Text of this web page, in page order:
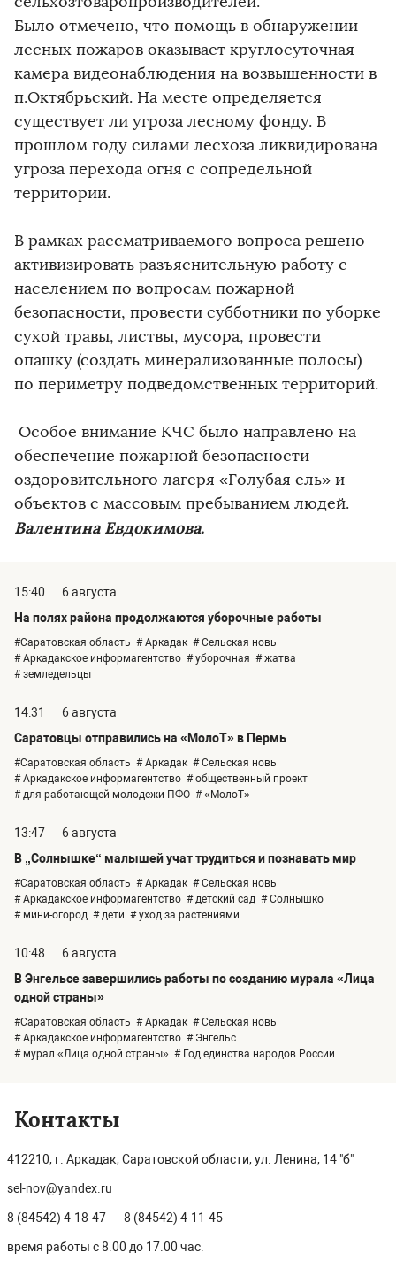
Было отмечено, что помощь в обнаружении
лесных пожаров оказывает круглосуточная
камера видеонаблюдения на возвышенности в
п.Октябрьский. На месте определяется
существует ли угроза лесному фонду. В
прошлом году силами лесхоза ликвидирована
угроза перехода огня с сопредельной
территории.
В рамках рассматриваемого вопроса решено
активизировать разъяснительную работу с
населением по вопросам пожарной
безопасности, провести субботники по уборке
сухой травы, листвы, мусора, провести
опашку (создать минерализованные полосы)
по периметру подведомственных территорий.
Особое внимание КЧС было направлено на
обеспечение пожарной безопасности
оздоровительного лагеря «Голубая ель» и
объектов с массовым пребыванием людей.
Валентина Евдокимова.
15:40
6 августа
На полях района продолжаются уборочные работы
#Саратовская область # Аркадак # Сельская новь
# Аркадакское информагентство # уборочная # жатва
# земледельцы
14:31
6 августа
Саратовцы отправились на «МолоТ» в Пермь
#Саратовская область # Аркадак # Сельская новь
# Аркадакское информагентство # общественный проект
# для работающей молодежи ПФО # «МолоТ»
13:47
6 августа
В „Солнышке“ малышей учат трудиться и познавать мир
#Саратовская область # Аркадак # Сельская новь
# Аркадакское информагентство # детский сад # Солнышко
# мини-огород # дети # уход за растениями
10:48
6 августа
В Энгельсе завершились работы по созданию мурала «Лица
одной страны»
#Саратовская область # Аркадак # Сельская новь
# Аркадакское информагентство # Энгельс
# мурал «Лица одной страны» # Год единства народов России
Контакты
412210, г. Аркадак, Саратовской области, ул. Ленина, 14 "б"
sel-nov@yandex.ru
8 (84542) 4-18-47 8 (84542) 4-11-45
время работы с 8.00 до 17.00 час.